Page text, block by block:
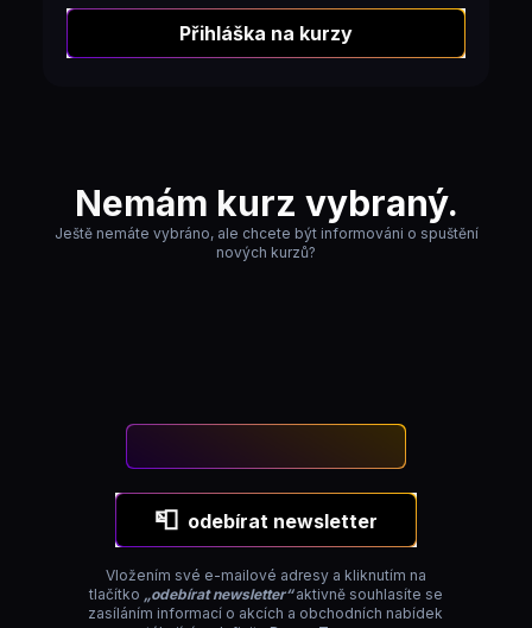
Přihláška na kurzy
Nemám kurz vybraný.
Ještě nemáte vybráno, ale chcete být informováni o spuštění
nových kurzů?
📮 odebírat newsletter
Vložením své e-mailové adresy a kliknutím na
tlačítko „odebírat newsletter“ aktivně souhlasíte se
zasíláním informací o akcích a obchodních nabídek